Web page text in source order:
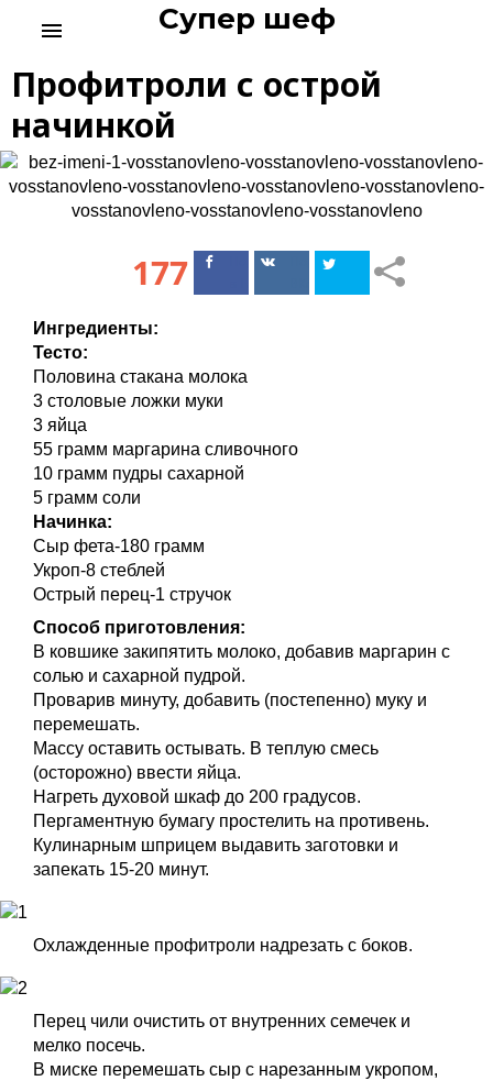
c
o
Супер шеф
menu
Профитроли с острой
начинкой
177
ПоделитьсяПоделиться
Ингредиенты:
Тесто:
Половина стакана молока
3 столовые ложки муки
3 яйца
55 грамм маргарина сливочного
10 грамм пудры сахарной
5 грамм соли
Начинка:
Сыр фета-180 грамм
Укроп-8 стеблей
Острый перец-1 стручок
Способ приготовления:
В ковшике закипятить молоко, добавив маргарин с
солью и сахарной пудрой.
Проварив минуту, добавить (постепенно) муку и
перемешать.
Массу оставить остывать. В теплую смесь
(осторожно) ввести яйца.
Нагреть духовой шкаф до 200 градусов.
Пергаментную бумагу простелить на противень.
Кулинарным шприцем выдавить заготовки и
запекать 15-20 минут.
Охлажденные профитроли надрезать с боков.
Перец чили очистить от внутренних семечек и
мелко посечь.
В миске перемешать сыр с нарезанным укропом,